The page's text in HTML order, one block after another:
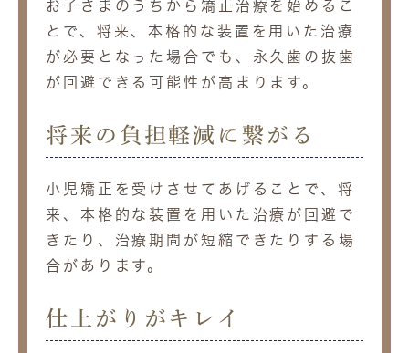
お子さまのうちから矯正治療を始めるこ
とで、将来、本格的な装置を用いた治療
が必要となった場合でも、永久歯の抜歯
が回避できる可能性が高まります。
将来の負担軽減に繋がる
小児矯正を受けさせてあげることで、将
来、本格的な装置を用いた治療が回避で
きたり、治療期間が短縮できたりする場
合があります。
仕上がりがキレイ